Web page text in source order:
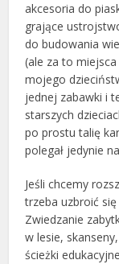
akcesoria do
grające
do budowania
(ale za to
mojego
jednej zabawki i
starszych
po prostu talię
polegał jedynie
Jeśli chcemy
trzeba uzbroić
Zwiedzanie
w lesie,
ścieżki